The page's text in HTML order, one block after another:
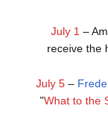
July 1 –
receive the
July 5–
"What to the